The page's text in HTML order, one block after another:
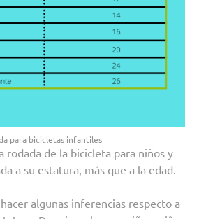
para bicicletas infantiles
rodada de la bicicleta para niños y
a su estatura, más que a la edad.
algunas inferencias respecto a